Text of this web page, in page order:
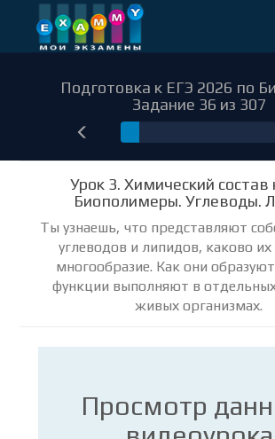
Подготовка к ЕГЭ 2026 по
Задание 36 из 307
Урок 3. Химический состав
Биополимеры. Углеводы.
Ты узнаешь, что представляют
углеводов и липидов, каково их
многообразие. Как они
функции выполняют в
живых организмах.
Просмотр